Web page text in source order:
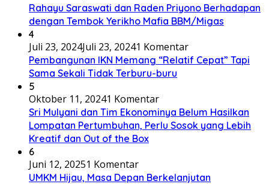
Rahayu Saraswati dan Raden Priyono Berhadapan
dengan Tembok Yerikho Mafia BBM/Migas
4
Juli 23, 2024Juli 23, 20241 Komentar
Pembangunan IKN Memang “Relatif Cepat” Tapi
Sama Sekali Tidak Terburu-buru
5
Oktober 11, 20241 Komentar
Sri Mulyani dan Tim Ekonominya Belum Hasilkan
Lompatan Pertumbuhan, Perlu Sosok yang Lebih
Kreatif dan Out of the Box
6
Juni 12, 20251 Komentar
UMKM Hijau, Masa Depan Berkelanjutan